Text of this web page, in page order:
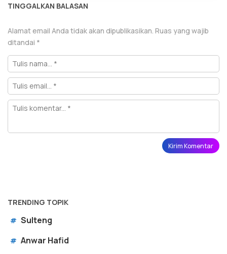
TINGGALKAN BALASAN
Alamat email Anda tidak akan dipublikasikan. Ruas yang wajib
ditandai *
TRENDING TOPIK
# Sulteng
# Anwar Hafid